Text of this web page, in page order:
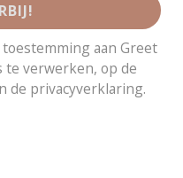
aan Greet
te verwerken, op de
de privacyverklaring.